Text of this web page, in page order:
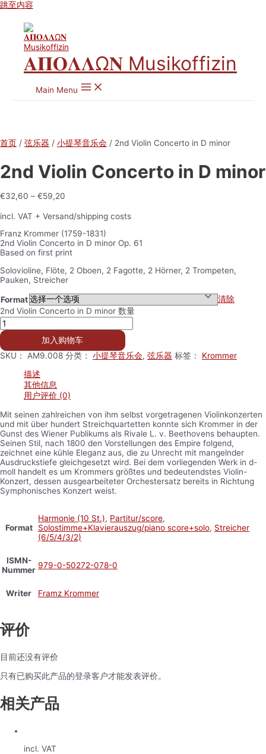
跳至内容
𝚨𝚷𝚶𝚲𝚲Ω𝚴 Musikoffizin
Main Menu
首页 / 弦乐器 / 小提琴音乐会 / 2nd Violin Concerto in D minor
2nd Violin Concerto in D minor
€32,60 – €59,20
incl. VAT + Versand/shipping costs
Franz Krommer (1759-1831)
2nd Violin Concerto in D minor Op. 61
Based on first print
Solovioline, Flöte, 2 Oboen, 2 Fagotte, 2 Hörner, 2 Trompeten,
Pauken, Streicher
Format
清除
2nd Violin Concerto in D minor 数量
加入购物车
SKU： AM9.008 分类： 小提琴音乐会, 弦乐器 标签： Krommer
描述
其他信息
用户评价 (0)
Mit seinen zahlreichen von ihm selbst vorgetragenen Violinkonzerten
und mit über hundert Streichquartetten konnte sich Krommer in der
Gunst des Wiener Publikums als Rivale L. v. Beethovens behaupten.
Seinen Stil, nach 1800 den Vorstellungen des Empire folgend,
zeichnet eine kühle Eleganz aus, die zu Unrecht mit mangelnder
Ausdruckstiefe gleichgesetzt wird. Bei dem vorliegenden Werk in d-
moll handelt es um Krommers größtes und bedeutendstes Violin-
Konzert, dessen ausgearbeiteter Orchestersatz bereits in Richtung
Symphonisches Konzert weist.
Format
Harmonie (10 St.), Partitur/score,
Solostimme+Klavierauszug/piano score+solo, Streicher
(6/5/4/3/2)
ISMN-
Nummer 979-0-50272-078-0
Writer Framz Krommer
评价
目前还没有评价
只有已购买此产品的登录客户才能发表评价。
相关产品
incl. VAT